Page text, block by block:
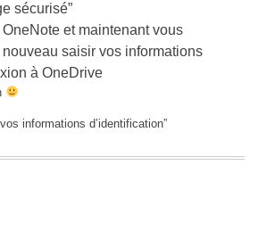
sécurisé”
et maintenant vous
saisir vos informations
à OneDrive
informations d’identification”